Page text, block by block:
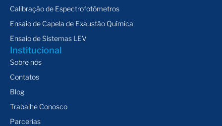
Calibração de Espectrofotômetros
Ensaio de Capela de Exaustão Química
Ensaio de Sistemas LEV
Institucional
Sobre nós
Contatos
Blog
Trabalhe Conosco
Parcerias